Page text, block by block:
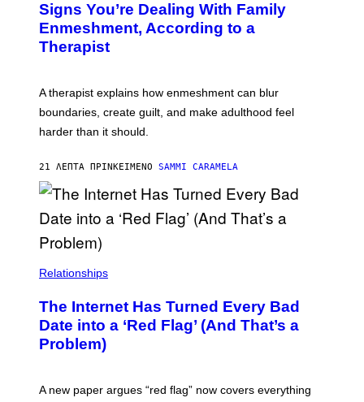
G
E
S
Signs You’re Dealing With Family
Enmeshment, According to a
Therapist
A therapist explains how enmeshment can blur
boundaries, create guilt, and make adulthood feel
harder than it should.
21 ΛΕΠΤΆ ΠΡΙΝ ΚΕΊΜΕΝΟ SAMMI CARAMELA
Relationships
The Internet Has Turned Every Bad
Date into a ‘Red Flag’ (And That’s a
Problem)
A new paper argues “red flag” now covers everything